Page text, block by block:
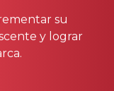
su
y lograr